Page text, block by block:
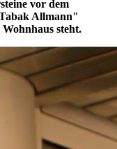
vor dem
Allmann"
steht.